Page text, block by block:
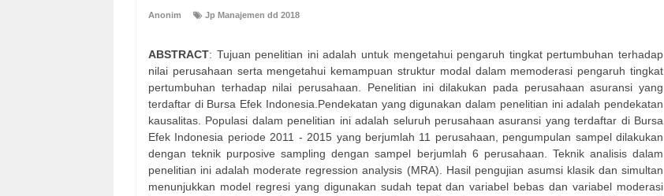
Anonim Jp Manajemen dd 2018
ABSTRACT: Tujuan penelitian ini adalah untuk mengetahui pengaruh tingkat pertumbuhan terhadap
nilai perusahaan serta mengetahui kemampuan struktur modal dalam memoderasi pengaruh tingkat
pertumbuhan terhadap nilai perusahaan. Penelitian ini dilakukan pada perusahaan asuransi yang
terdaftar di Bursa Efek Indonesia.Pendekatan yang digunakan dalam penelitian ini adalah pendekatan
kausalitas. Populasi dalam penelitian ini adalah seluruh perusahaan asuransi yang terdaftar di Bursa
Efek Indonesia periode 2011 - 2015 yang berjumlah 11 perusahaan, pengumpulan sampel dilakukan
dengan teknik purposive sampling dengan sampel berjumlah 6 perusahaan. Teknik analisis dalam
penelitian ini adalah moderate regression analysis (MRA). Hasil pengujian asumsi klasik dan simultan
menunjukkan model regresi yang digunakan sudah tepat dan variabel bebas dan variabel moderasi